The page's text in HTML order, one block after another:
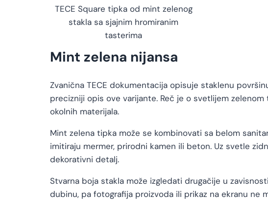
TECE Square tipka od mint zelenog
stakla sa sjajnim hromiranim
tasterima
Mint zelena nijansa
Zvanična TECE dokumentacija opisuje staklenu
precizniji opis ove varijante. Reč je o svetlijem
okolnih materijala.
Mint zelena tipka može se kombinovati sa belom
imitiraju mermer, prirodni kamen ili beton. Uz svetle
dekorativni detalj.
Stvarna boja stakla može izgledati drugačije u
dubinu, pa fotografija proizvoda ili prikaz na ekranu ne